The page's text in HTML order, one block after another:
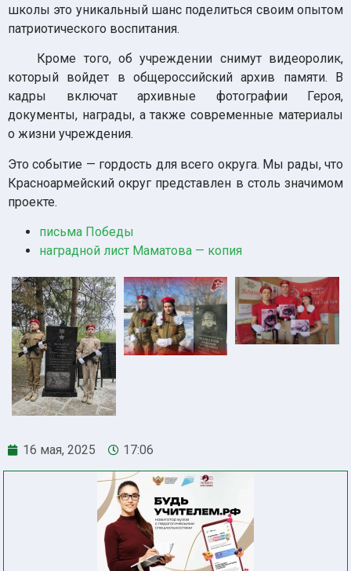
школы это уникальный шанс поделиться своим опытом
патриотического воспитания.
Кроме того, об учреждении снимут видеоролик,
который войдет в общероссийский архив памяти. В
кадры включат архивные фотографии Героя,
документы, награды, а также современные материалы
о жизни учреждения.
Это событие — гордость для всего округа. Мы рады, что
Красноармейский округ представлен в столь значимом
проекте.
письма Победы
наградной лист Маматова — копия
16 мая, 2025 17:06